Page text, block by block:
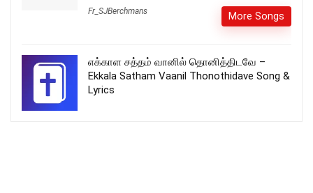
Fr_SJBerchmans More Songs
எக்காள சத்தம் வானில் தொனித்திடவே –
Ekkala Satham Vaanil Thonothidave Song &
Lyrics